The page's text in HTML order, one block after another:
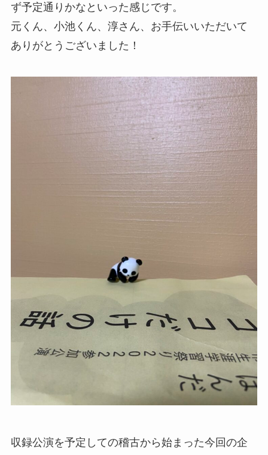
ず予定通りかなといった感じです。
元くん、小池くん、淳さん、お手伝いいただいて
ありがとうございました！
収録公演を予定しての稽古から始まった今回の企